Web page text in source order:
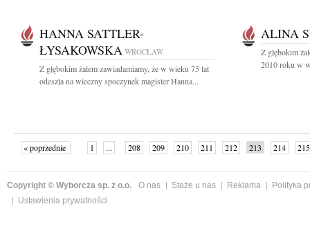
HANNA SATTLER-
ŁYSAKOWSKA WROCŁAW
Z głębokim żalem zawiadamiamy, że w wieku 75 lat
odeszła na wieczny spoczynek magister Hanna...
ALINA
Z głębokim
2010 roku w
« poprzednie 1 ... 208 209 210 211 212 213 214
215
Copyright © Wyborcza sp. z o.o. O nas Staże u nas Reklama
Polityka
Ustawienia prywatności